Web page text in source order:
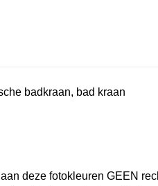
badkraan, bad kraan
deze fotokleuren GEEN